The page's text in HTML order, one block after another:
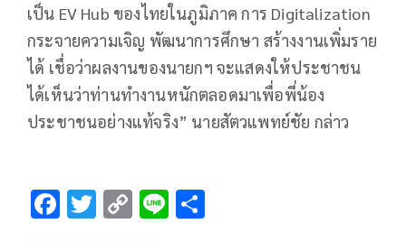
เป็น EV Hub ของไทยในภูมิภาค การ Digitalization
กระจายความเจิญ พัฒนาการศึกษา สร้างงานเพิ่มราย
ได้ เชื่อว่าผลงานของนายกฯ จะแสดงให้ประชาชน
ได้เห็นว่าท่านทำงานหนักตลอดมาเพื่อพี่น้อง
ประชาชนอย่างแท้จริง” นายสัตวแพทย์ชัย กล่าว
F T C Li